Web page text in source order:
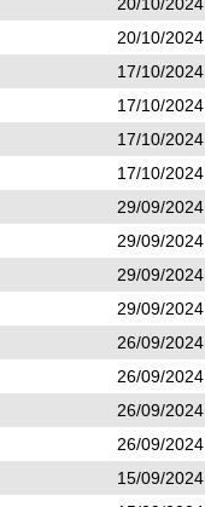
20/10/
17/10/
17/10/
17/10/
17/10/
29/09/
29/09/
29/09/
29/09/
26/09/
26/09/
26/09/
26/09/
15/09/